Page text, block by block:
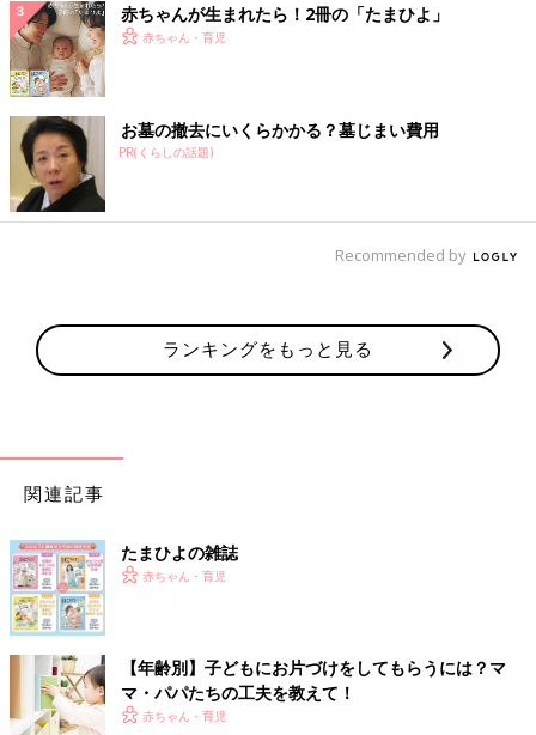
さいね。（取材・文／麻生珠恵・ひよこクラブ編集部）
参考／ひよこクラブ2017年10月号「9カ月からのイヤイヤ期がや
ってきた！ ママがイライラしないかわしワザ30」より
９ケ月～２歳 離乳食・幼児食＆授乳の気
がかりＱ＆Ａ
始めるこの時期は、好き嫌いをしたり遊び食べ
すことが増えたりして、新たな悩みも出てくる
よう…。９ケ月～２歳ごろの離乳食・幼児食＆
授乳の疑問・気がかりについて、「ひよこクラ
赤ちゃんが生まれたら！2冊の「たまひよ」
赤ちゃん・育児
お墓の撤去にいくらかかる？墓じまい費用
PR(くらしの話題)
Recommended by
ランキングをもっと見る
関連記事
たまひよの雑誌
赤ちゃん・育児
【年齢別】子どもにお片づけをしてもらうには？マ
マ・パパたちの工夫を教えて！
赤ちゃん・育児